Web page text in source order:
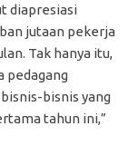
diapresiasi
jutaan pekerja
Tak hanya itu,
pedagang
bisnis yang
tahun ini,”